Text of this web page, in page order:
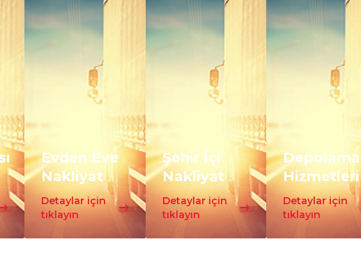
Evden Eve
Nakliyat
Detaylar için
tıklayın
Şehir İçi
Nakliyat
Detaylar için
tıklayın
Depolama
Hizmetleri
Detaylar için
tıklayın